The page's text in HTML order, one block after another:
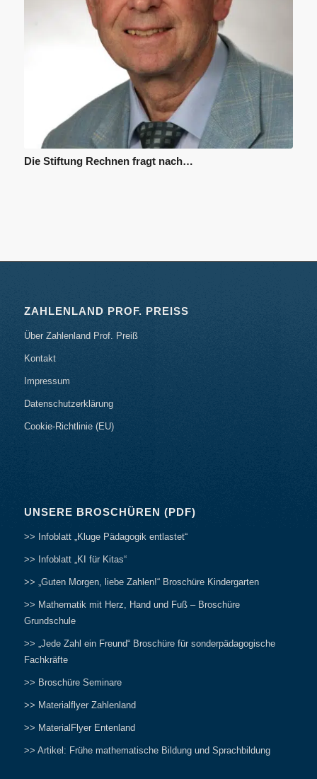
Die Stiftung Rechnen fragt nach…
ZAHLENLAND PROF. PREISS
Über Zahlenland Prof. Preiß
Kontakt
Impressum
Datenschutzerklärung
Cookie-Richtlinie (EU)
UNSERE BROSCHÜREN (PDF)
>> Infoblatt „Kluge Pädagogik entlastet“
>> Infoblatt „KI für Kitas“
>> „Guten Morgen, liebe Zahlen!“ Broschüre Kindergarten
>> Mathematik mit Herz, Hand und Fuß – Broschüre
Grundschule
>> „Jede Zahl ein Freund“ Broschüre für sonderpädagogische
Fachkräfte
>> Broschüre Seminare
>> Materialflyer Zahlenland
>> MaterialFlyer Entenland
>> Artikel: Frühe mathematische Bildung und Sprachbildung